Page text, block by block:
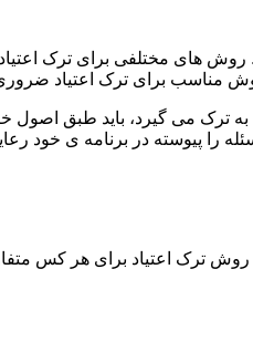
روش های مختلفی برای ترک
مناسب برای ترک اعتیاد
ترک می گیرد، باید طبق
را پیوسته در برنامه ی خود
ترک اعتیاد برای هر کس